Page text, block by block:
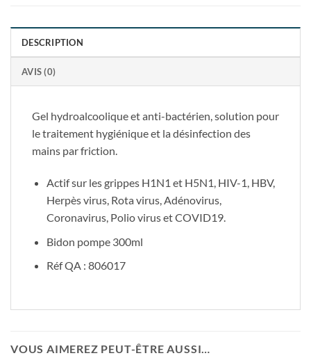
DESCRIPTION
AVIS (0)
Gel hydroalcoolique et anti-bactérien, solution pour
le traitement hygiénique et la désinfection des
mains par friction.
Actif sur les grippes H1N1 et H5N1, HIV-1, HBV,
Herpès virus, Rota virus, Adénovirus,
Coronavirus, Polio virus et COVID19.
Bidon pompe 300ml
Réf QA : 806017
VOUS AIMEREZ PEUT-ÊTRE AUSSI…